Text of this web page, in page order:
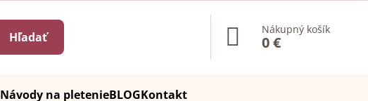
Hľadať
Nákupný košík
0 €
Návody na pletenieBLOGKontakt